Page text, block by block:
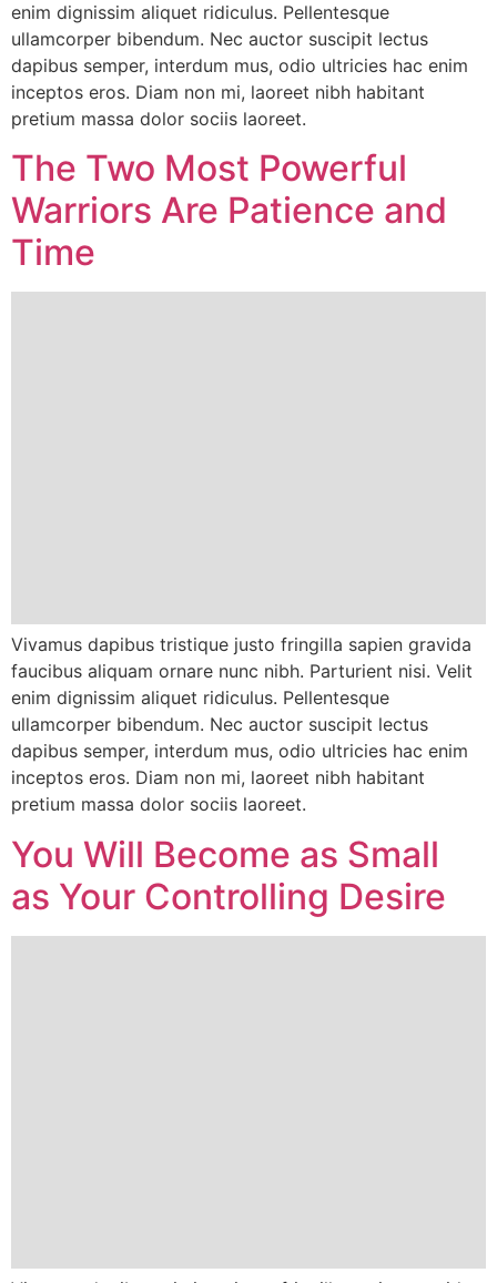
enim dignissim aliquet ridiculus. Pellentesque
ullamcorper bibendum. Nec auctor suscipit lectus
dapibus semper, interdum mus, odio ultricies hac enim
inceptos eros. Diam non mi, laoreet nibh habitant
pretium massa dolor sociis laoreet.
The Two Most Powerful
Warriors Are Patience and
Time
Vivamus dapibus tristique justo fringilla sapien gravida
faucibus aliquam ornare nunc nibh. Parturient nisi. Velit
enim dignissim aliquet ridiculus. Pellentesque
ullamcorper bibendum. Nec auctor suscipit lectus
dapibus semper, interdum mus, odio ultricies hac enim
inceptos eros. Diam non mi, laoreet nibh habitant
pretium massa dolor sociis laoreet.
You Will Become as Small
as Your Controlling Desire